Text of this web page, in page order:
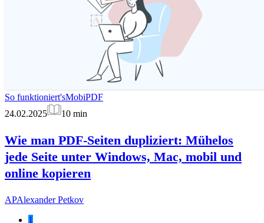
So funktioniert'sMobiPDF
24.02.2025
10 min
Wie man PDF-Seiten dupliziert: Mühelos
jede Seite unter Windows, Mac, mobil und
online kopieren
APAlexander Petkov
1